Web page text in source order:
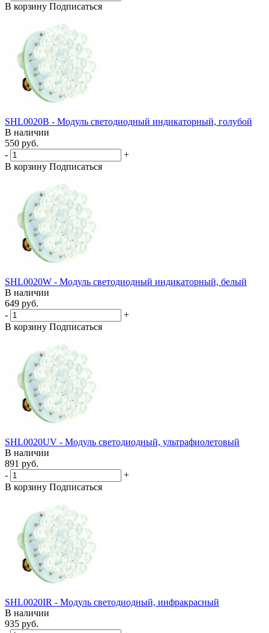
В корзину Подписаться
SHL0020B - Модуль светодиодный индикаторный, голубой
В наличии
550 руб.
-
+
В корзину Подписаться
SHL0020W - Модуль светодиодный индикаторный, белый
В наличии
649 руб.
-
+
В корзину Подписаться
SHL0020UV - Модуль светодиодный, ультрафиолетовый
В наличии
891 руб.
-
+
В корзину Подписаться
SHL0020IR - Модуль светодиодный, инфракрасный
В наличии
935 руб.